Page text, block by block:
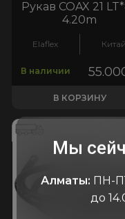
Рукав COAX 21
4.20m
Elaflex Китай
В наличии
В КОРЗИНУ
Мы
Алматы: ПН-
до